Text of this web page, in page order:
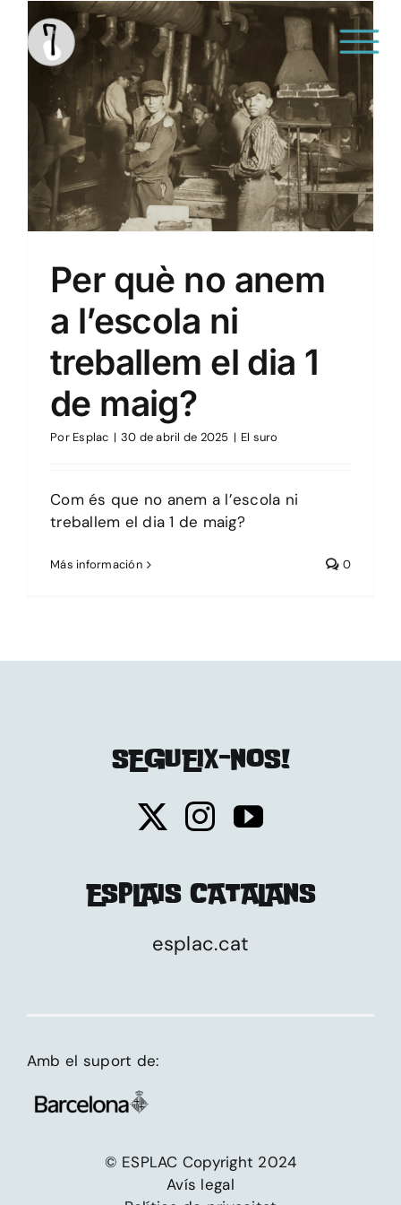
contenido
El suro
Per què no anem
a l’escola ni
treballem el dia 1
de maig?
Por Esplac | 30 de abril de 2025 | El suro
Com és que no anem a l’escola ni
treballem el dia 1 de maig?
Más información 0
SEGUEIX-NOS!
ESPLAIS CATALANS
esplac.cat
Amb el suport de:
© ESPLAC Copyright 2024
Avís legal